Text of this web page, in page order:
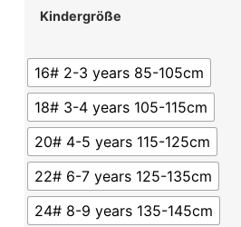
Kindergröße
16# 2-3 years 85-105cm
18# 3-4 years 105-115cm
20# 4-5 years 115-125cm
22# 6-7 years 125-135cm
24# 8-9 years 135-145cm